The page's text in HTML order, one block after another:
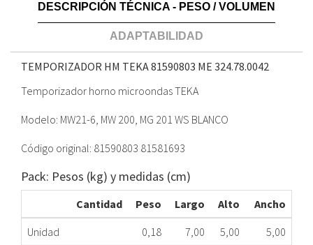
DESCRIPCIÓN TÉCNICA - PESO / VOLUMEN
ADAPTABILIDAD
TEMPORIZADOR HM TEKA 81590803 ME 324.78.0042
Temporizador horno microondas TEKA
Modelo: MW21-6, MW 200, MG 201 WS BLANCO
Código original: 81590803 81581693
Pack: Pesos (kg) y medidas (cm)
Cantidad Peso Largo Alto
Ancho
Unidad
0,18 7,00 5,00
5,00